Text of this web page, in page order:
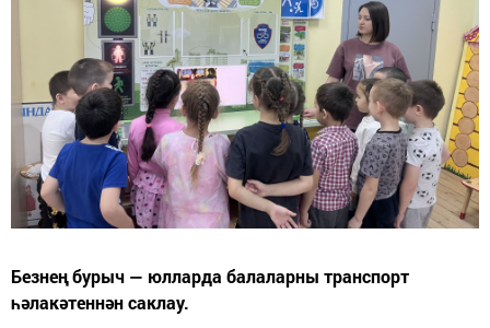
Безнең бурыч — юлларда балаларны транспорт
һәлакәтеннән саклау.